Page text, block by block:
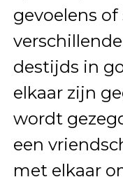
gevoelens
destijds in
elkaar zijn
wordt
een
met elkaar